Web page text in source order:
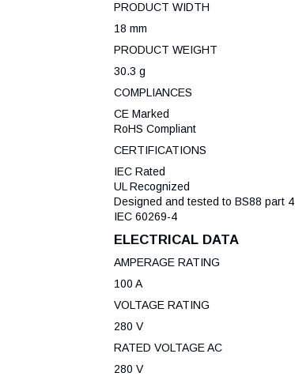
PRODUCT WIDTH
18 mm
PRODUCT WEIGHT
30.3 g
COMPLIANCES
CE Marked
RoHS Compliant
CERTIFICATIONS
IEC Rated
UL Recognized
Designed and tested to BS88 part 4
IEC 60269-4
ELECTRICAL DATA
AMPERAGE RATING
100 A
VOLTAGE RATING
280 V
RATED VOLTAGE AC
280 V